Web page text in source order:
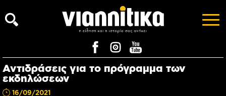
Αντιδράσεις για το πρόγραμμα των
εκδηλώσεων
16/09/2021